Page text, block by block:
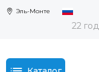
Эль-Монте
22